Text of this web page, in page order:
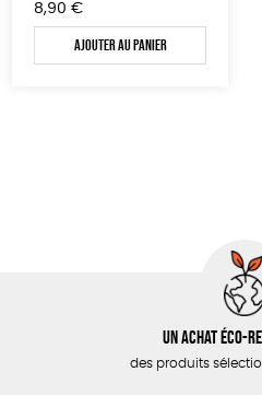
8,90 €
Ajouter au panier
Un achat éco-
des produits